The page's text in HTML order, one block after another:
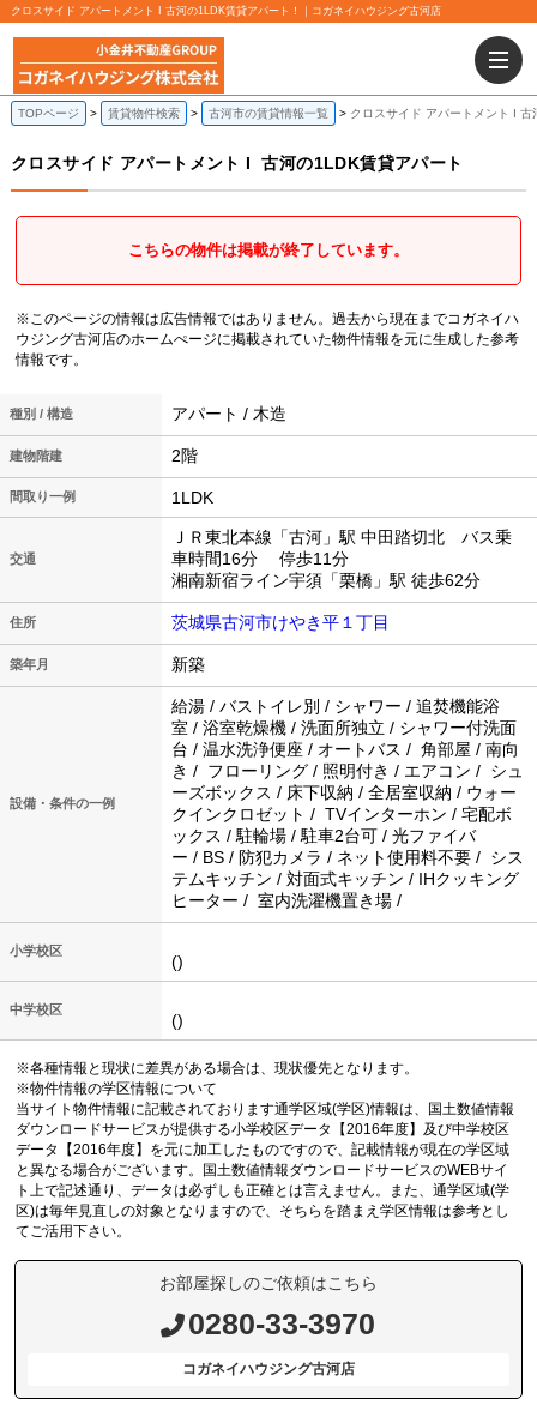
クロスサイド アパートメント I 古河の1LDK賃貸アパート！｜コガネイハウジング古河店
TOPページ 賃貸物件検索 古河市の賃貸情報一覧 クロスサイド アパートメント I
クロスサイド アパートメント I 古河の1LDK賃貸アパート
こちらの物件は掲載が終了しています。
※このページの情報は広告情報ではありません。過去から現在までコガネイハ
ウジング古河店のホームぺージに掲載されていた物件情報を元に生成した参考
情報です。
種別 / 構造 アパート / 木造
建物階建 2階
間取り一例 1LDK
交通
ＪＲ東北本線「古河」駅 中田踏切北 バス乗
車時間16分 停歩11分
湘南新宿ライン宇須「栗橋」駅 徒歩62分
住所 茨城県古河市けやき平１丁目
築年月 新築
設備・条件の一例
給湯 / バストイレ別 / シャワー / 追焚機能浴
室 / 浴室乾燥機 / 洗面所独立 / シャワー付洗面
台 / 温水洗浄便座 / オートバス / 角部屋 / 南向
き / フローリング / 照明付き / エアコン / シュ
ーズボックス / 床下収納 / 全居室収納 / ウォー
クインクロゼット / TVインターホン / 宅配ボ
ックス / 駐輪場 / 駐車2台可 / 光ファイバ
ー / BS / 防犯カメラ / ネット使用料不要 / シス
テムキッチン / 対面式キッチン / IHクッキング
ヒーター / 室内洗濯機置き場 /
小学校区
()
中学校区
()
※各種情報と現状に差異がある場合は、現状優先となります。
※物件情報の学区情報について
当サイト物件情報に記載されております通学区域(学区)情報は、国土数値情報
ダウンロードサービスが提供する小学校区データ【2016年度】及び中学校区
データ【2016年度】を元に加工したものですので、記載情報が現在の学区域
と異なる場合がございます。国土数値情報ダウンロードサービスのWEBサイ
ト上で記述通り、データは必ずしも正確とは言えません。また、通学区域(学
区)は毎年見直しの対象となりますので、そちらを踏まえ学区情報は参考とし
てご活用下さい。
お部屋探しのご依頼はこちら
0280-33-3970
コガネイハウジング古河店